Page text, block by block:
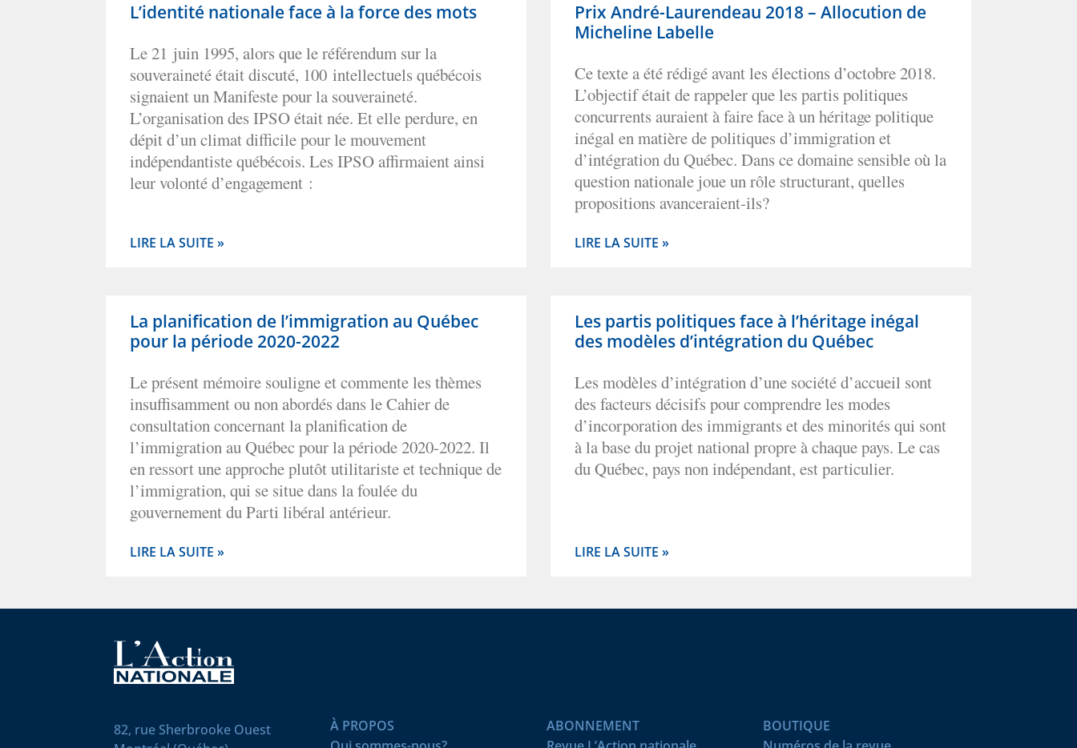
L’identité nationale face à la force des mots
Le 21 juin 1995, alors que le référendum sur la
souveraineté était discuté, 100 intellectuels québécois
signaient un Manifeste pour la souveraineté.
L’organisation des IPSOétait née. Et elle perdure, en
dépit d’un climat difficile pour le mouvement
indépendantiste québécois. Les IPSO affirmaient ainsi
leur volonté d’engagement :
LIRE LA SUITE »
Prix André-Laurendeau 2018 – Allocution de
Micheline Labelle
Ce texte a été rédigé avant les élections d’octobre 2018.
L’objectif était de rappeler que les partis politiques
concurrents auraient à faire face à un héritage politique
inégal en matière de politiques d’immigration et
d’intégration du Québec. Dans ce domaine sensible où la
question nationale joue un rôle structurant, quelles
propositions avanceraient-ils?
LIRE LA SUITE »
La planification de l’immigration au Québec
pour la période 2020-2022
Le présent mémoire souligne et commente les thèmes
insuffisamment ou non abordés dans le Cahier de
consultation concernant la planification de
l’immigration au Québec pour la période 2020-2022. Il
en ressort une approche plutôt utilitariste et technique de
l’immigration, qui se situe dans la foulée du
gouvernement du Parti libéral antérieur.
LIRE LA SUITE »
Les partis politiques face à l’héritage inégal
des modèles d’intégration du Québec
Les modèles d’intégration d’une société d’accueil sont
des facteurs décisifs pour comprendre les modes
d’incorporation des immigrants et des minorités qui sont
à la base du projet national propre à chaque pays. Le cas
du Québec, pays non indépendant, est particulier.
LIRE LA SUITE »
82, rue Sherbrooke Ouest
À PROPOS
ABONNEMENT
BOUTIQUE